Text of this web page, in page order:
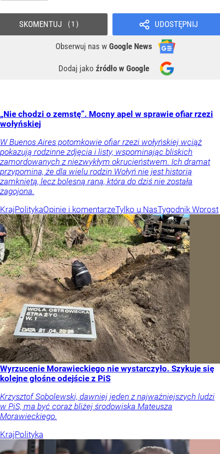
UDOSTĘPNIJ
Obserwuj nas w Google News
Dodaj jako źródło w Google
SKOMENTUJ 1
„Nie chodzi o zemstę”. Mocny apel w sprawie ofiar rzezi
wołyńskiej
W Buenos Aires potomkowie ofiar rzezi wołyńskiej wciąż
pokazują rodzinne zdjęcia i listy, wspominając bliskich
zamordowanych z niezwykłym okrucieństwem. Ich dramat
przypomina, że dla wielu rodzin Wołyń nie jest historią
zamkniętą, lecz bolesną raną, która do dziś nie została
zagojona.
KrajPolitykaOpinie i komentarzeTylko u NasTygodnik Wprost
Wyrzucenie Morawieckiego nie wystarczyło. Szykuje się
kolejne głośne odejście z PiS
Krzysztof Sobolewski, dawniej jeden z najważniejszych ludzi
w PiS, ma być coraz bliżej środowiska Mateusza
Morawieckiego.
KrajPolityka